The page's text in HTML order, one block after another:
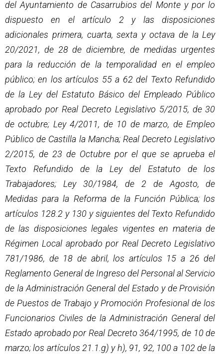
del Ayuntamiento de Casarrubios del Monte y por lo
dispuesto en el artículo 2 y las disposiciones
adicionales primera, cuarta, sexta y octava de la Ley
20/2021, de 28 de diciembre, de medidas urgentes
para la reducción de la temporalidad en el empleo
público; en los artículos 55 a 62 del Texto Refundido
de la Ley del Estatuto Básico del Empleado Público
aprobado por Real Decreto Legislativo 5/2015, de 30
de octubre; Ley 4/2011, de 10 de marzo, de Empleo
Público de Castilla la Mancha; Real Decreto Legislativo
2/2015, de 23 de Octubre por el que se aprueba el
Texto Refundido de la Ley del Estatuto de los
Trabajadores; Ley 30/1984, de 2 de Agosto, de
Medidas para la Reforma de la Función Pública; los
artículos 128.2 y 130 y siguientes del Texto Refundido
de las disposiciones legales vigentes en materia de
Régimen Local aprobado por Real Decreto Legislativo
781/1986, de 18 de abril, los artículos 15 a 26 del
Reglamento General de Ingreso del Personal al Servicio
de la Administración General del Estado y de Provisión
de Puestos de Trabajo y Promoción Profesional de los
Funcionarios Civiles de la Administración General del
Estado aprobado por Real Decreto 364/1995, de 10 de
marzo; los artículos 21.1.g) y h), 91, 92, 100 a 102 de la